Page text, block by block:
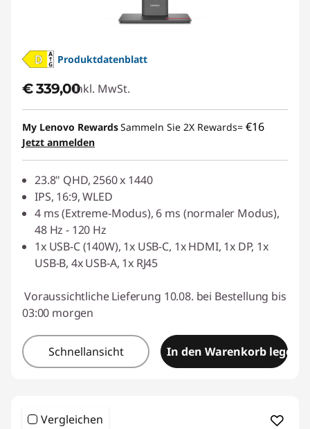
Produktdatenblatt
€ 339,00Inkl. MwSt.
My Lenovo RewardsSammeln Sie 2X Rewards= €16
Jetzt anmelden
23.8" QHD, 2560 x 1440
IPS, 16:9, WLED
4 ms (Extreme-Modus), 6 ms (normaler Modus),
48 Hz - 120 Hz
1x USB-C (140W), 1x USB-C, 1x HDMI, 1x DP, 1x
USB-B, 4x USB-A, 1x RJ45
Voraussichtliche Lieferung 10.08. bei Bestellung bis
03:00 morgen
Schnellansicht In den Warenkorb legen
Vergleichen